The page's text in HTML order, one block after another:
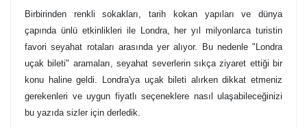
Birbirinden renkli sokakları, tarih kokan yapıları ve dünya
çapında ünlü etkinlikleri ile Londra, her yıl milyonlarca turistin
favori seyahat rotaları arasında yer alıyor. Bu nedenle "Londra
uçak bileti" aramaları, seyahat severlerin sıkça ziyaret ettiği bir
konu haline geldi. Londra'ya uçak bileti alırken dikkat etmeniz
gerekenleri ve uygun fiyatlı seçeneklere nasıl ulaşabileceğinizi
bu yazıda sizler için derledik.